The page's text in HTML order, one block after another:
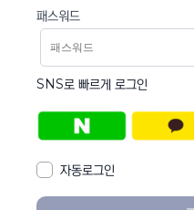
패스워드
SNS로 빠르게 로그인
자동로그인